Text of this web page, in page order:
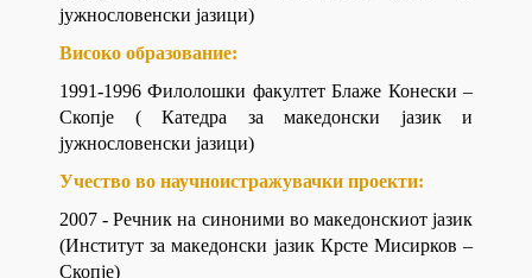
јужнословенски јазици)
Високо образование:
1991-1996 Филолошки факултет Блаже Конески –
Скопје ( Катедра за македонски јазик и
јужнословенски јазици)
Учество во научноистражувачки проекти:
2007 - Речник на синоними во македонскиот јазик
(Институт за македонски јазик Крсте Мисирков –
Скопје)